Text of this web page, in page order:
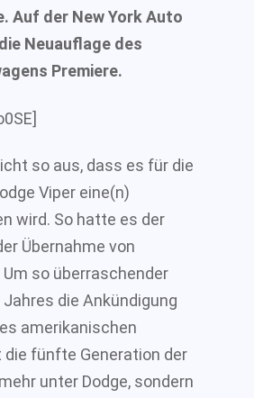
Auf der New York Auto
Neuauflage des
Premiere.
so aus, dass es für die
Viper eine(n)
wird. So hatte es der
Übernahme von
so überraschender
die Ankündigung
amerikanischen
fünfte Generation der
unter Dodge, sondern